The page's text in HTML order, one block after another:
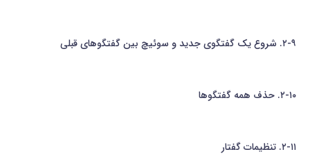
۲-۹. شروع یک گفتگوی جدید و سوئیچ بین گفتگوهای قبلی
۲-۱۰. حذف همه گفتگوها
۲-۱۱. تنظیمات گفتار